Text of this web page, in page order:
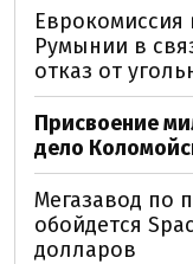
Румынии в
отказ от
Присвоение
дело
Мегазавод по
обойдется
долларов